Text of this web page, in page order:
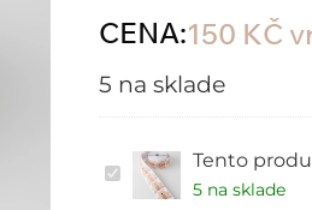
CENA:150 KČ
5 na sklade
Papírové
šablony
Tento
5 na sklade